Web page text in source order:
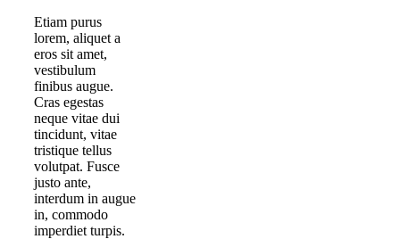
Etiam purus
lorem, aliquet a
eros sit amet,
vestibulum
finibus augue.
Cras egestas
neque vitae dui
tincidunt, vitae
tristique tellus
volutpat. Fusce
justo ante,
interdum in augue
in, commodo
imperdiet turpis.